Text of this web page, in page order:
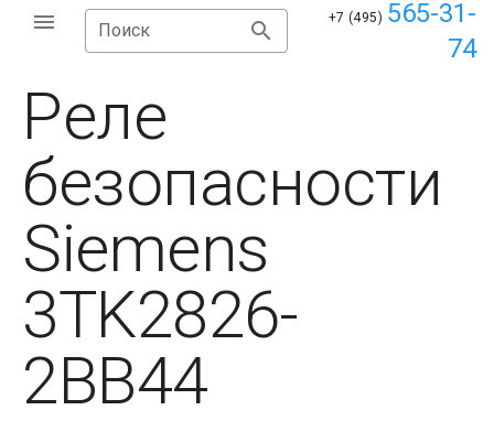
Поиск
+7 (495) 565-31-
74
Реле
безопасности
Siemens
3TK2826-
2BB44